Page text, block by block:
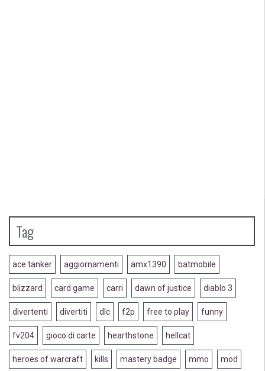
Tag
ace tanker aggiornamenti amx1390 batmobile
blizzard card game carri dawn of justice diablo 3
divertenti divertiti dlc f2p free to play funny
fv204 gioco di carte hearthstone hellcat
heroes of warcraft kills mastery badge mmo mod